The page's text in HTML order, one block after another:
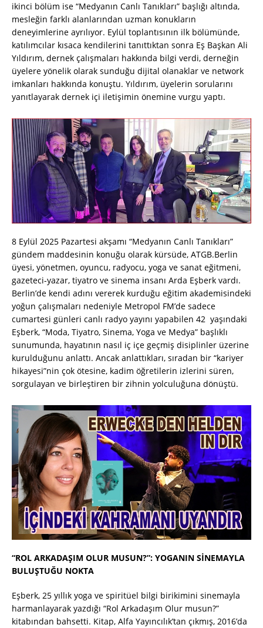
ikinci bölüm ise “Medyanın Canlı Tanıkları” başlığı altında,
mesleğin farklı alanlarından uzman konukların
deneyimlerine ayrılıyor. Eylül toplantısının ilk bölümünde,
katılımcılar kısaca kendilerini tanıttıktan sonra Eş Başkan Ali
Yıldırım, dernek çalışmaları hakkında bilgi verdi, derneğin
üyelere yönelik olarak sunduğu dijital olanaklar ve network
imkanları hakkında konuştu. Yıldırım, üyelerin sorularını
yanıtlayarak dernek içi iletişimin önemine vurgu yaptı.
8 Eylül 2025 Pazartesi akşamı “Medyanın Canlı Tanıkları”
gündem maddesinin konuğu olarak kürsüde, ATGB.Berlin
üyesi, yönetmen, oyuncu, radyocu, yoga ve sanat eğitmeni,
gazeteci-yazar, tiyatro ve sinema insanı Arda Eşberk vardı.
Berlin’de kendi adını vererek kurduğu eğitim akademisindeki
yoğun çalışmaları nedeniyle Metropol FM’de sadece
cumartesi günleri canlı radyo yayını yapabilen 42 yaşındaki
Eşberk, “Moda, Tiyatro, Sinema, Yoga ve Medya” başlıklı
sunumunda, hayatının nasıl iç içe geçmiş disiplinler üzerine
kurulduğunu anlattı. Ancak anlattıkları, sıradan bir “kariyer
hikayesi”nin çok ötesine, kadim öğretilerin izlerini süren,
sorgulayan ve birleştiren bir zihnin yolculuğuna dönüştü.
“ROL ARKADAŞIM OLUR MUSUN?”: YOGANIN SİNEMAYLA
BULUŞTUĞU NOKTA
Eşberk, 25 yıllık yoga ve spiritüel bilgi birikimini sinemayla
harmanlayarak yazdığı “Rol Arkadaşım Olur musun?”
kitabından bahsetti. Kitap, Alfa Yayıncılık’tan çıkmış, 2016’da